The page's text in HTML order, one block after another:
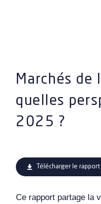
Marchés de
quelles
2025 ?
Télécharger le rapport
Ce rapport partage la